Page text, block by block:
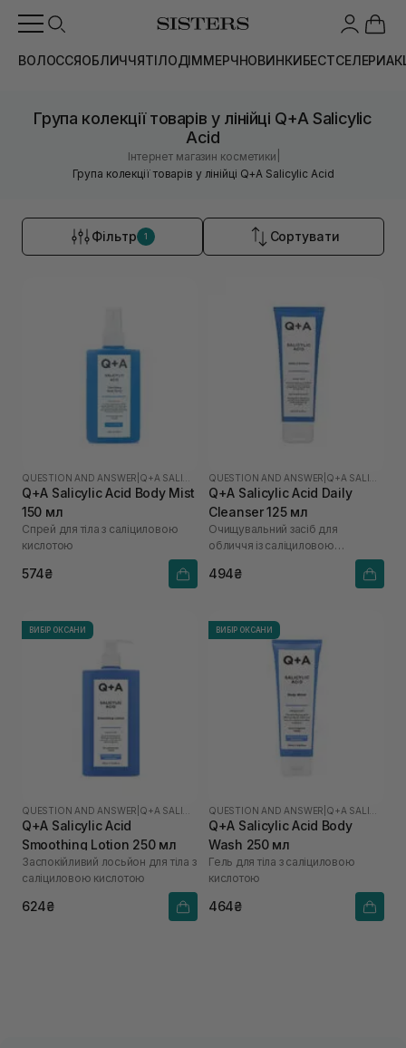
ВОЛОССЯОБЛИЧЧЯТІЛОДІММЕРЧНОВИНКИБЕСТСЕЛЕРИ
Група колекції товарів у лінійці Q+A Salicylic
Acid
Інтернет магазин косметики
Група колекції товарів у лінійці Q+A Salicylic Acid
Фільтр 1 Сортувати
QUESTION AND ANSWER
Q+A Salicylic Acid Body Mist
150 мл
Спрей для тіла з саліциловою
кислотою
574₴
QUESTION AND ANSWER
Q+A Salicylic Acid Daily
Cleanser 125 мл
Очищувальний засіб для
обличчя із саліциловою
494₴
ВИБІР ОКСАНИ
QUESTION AND ANSWER
Q+A Salicylic Acid
Smoothing Lotion 250 мл
Заспокійливий лосьйон для тіла з
саліциловою кислотою
624₴
ВИБІР ОКСАНИ
QUESTION AND ANSWER
Q+A Salicylic Acid Body
Wash 250 мл
Гель для тіла з саліциловою
кислотою
464₴